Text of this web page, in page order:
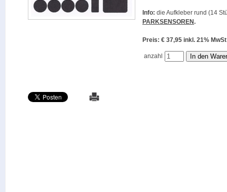
Info: die Aufkleber rund (14
PARKSENSOREN.
Preis: € 37,95 inkl. 21%
anzahl